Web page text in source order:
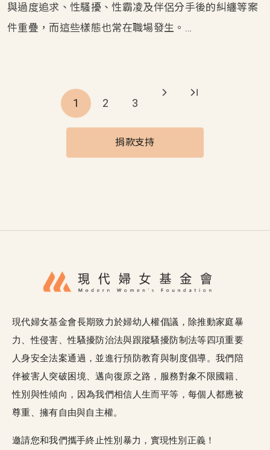
與過度追求、性騷擾、性霸凌及伴侶分手後的糾纏等案
件重疊，而這些樣態也常在職場發生。…
Pagination
1 2 3
捐款支持
現代婦女基金會長期致力於婦幼人權倡議，除推動家庭暴
力、性侵害、性騷擾防治法與跟蹤騷擾防制法等四項重要
人身安全法案通過，並進行預防教育與制度倡導。我們陪
伴被害人突破困境、邁向復原之路，服務對象不限國籍、
性別與性傾向，因為我們相信人生而平等，每個人都應被
尊重、擁有自由與自主權。
邀請您和我們攜手終止性別暴力，實現性別正義！